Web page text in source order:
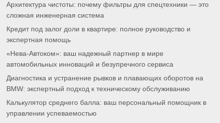
Архитектура чистоты: почему фильтры для спецтехники — это
сложная инженерная система
Кредит под залог доли в квартире: полное руководство и
экспертная помощь
«Нева-Автоком»: ваш надежный партнер в мире
автомобильных инноваций и безупречного сервиса
Диагностика и устранение рывков и плавающих оборотов на
BMW: экспертный подход к техническому обслуживанию
Калькулятор среднего балла: ваш персональный помощник в
управлении успеваемостью